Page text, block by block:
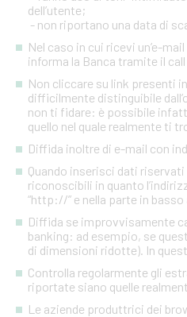
dell’utente;
- non riportano una data di
Nel caso in cui ricevi un’e-
informa la Banca tramite il
Non cliccare su link presenti
difficilmente distinguibile
non ti fidare: è possibile
quello nel quale realmente ti
Diffida inoltre di e-mail con
Quando inserisci dati
riconoscibili in quanto
“http://” e nella parte in
Diffida se improvvisamente
banking: ad esempio, se
di dimensioni ridotte). In
Controlla regolarmente gli
riportate siano quelle
Le aziende produttrici dei